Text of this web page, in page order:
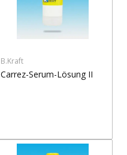
B.Kraft
Carrez-Serum-Lösung II